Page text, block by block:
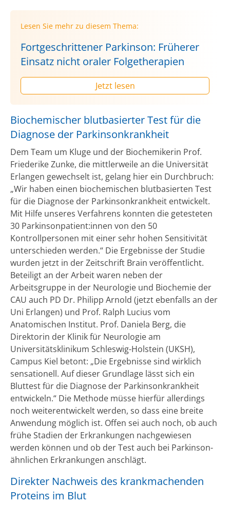
Lesen Sie mehr zu diesem Thema:
Fortgeschrittener Parkinson: Früherer
Einsatz nicht oraler Folgetherapien
Jetzt lesen
Biochemischer blutbasierter Test für die
Diagnose der Parkinsonkrankheit
Dem Team um Kluge und der Biochemikerin Prof.
Friederike Zunke, die mittlerweile an die Universität
Erlangen gewechselt ist, gelang hier ein Durchbruch:
„Wir haben einen biochemischen blutbasierten Test
für die Diagnose der Parkinsonkrankheit entwickelt.
Mit Hilfe unseres Verfahrens konnten die getesteten
30 Parkinsonpatient:innen von den 50
Kontrollpersonen mit einer sehr hohen Sensitivität
unterschieden werden.“ Die Ergebnisse der Studie
wurden jetzt in der Zeitschrift Brain veröffentlicht.
Beteiligt an der Arbeit waren neben der
Arbeitsgruppe in der Neurologie und Biochemie der
CAU auch PD Dr. Philipp Arnold (jetzt ebenfalls an der
Uni Erlangen) und Prof. Ralph Lucius vom
Anatomischen Institut. Prof. Daniela Berg, die
Direktorin der Klinik für Neurologie am
Universitätsklinikum Schleswig-Holstein (UKSH),
Campus Kiel betont: „Die Ergebnisse sind wirklich
sensationell. Auf dieser Grundlage lässt sich ein
Bluttest für die Diagnose der Parkinsonkrankheit
entwickeln.“ Die Methode müsse hierfür allerdings
noch weiterentwickelt werden, so dass eine breite
Anwendung möglich ist. Offen sei auch noch, ob auch
frühe Stadien der Erkrankungen nachgewiesen
werden können und ob der Test auch bei Parkinson-
ähnlichen Erkrankungen anschlägt.
Direkter Nachweis des krankmachenden
Proteins im Blut